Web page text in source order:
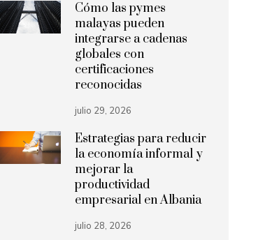
Cómo las pymes
malayas pueden
integrarse a cadenas
globales con
certificaciones
reconocidas
julio 29, 2026
Estrategias para reducir
la economía informal y
mejorar la
productividad
empresarial en Albania
julio 28, 2026